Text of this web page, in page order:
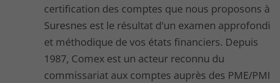
certification des comptes que nous proposons à
Suresnes est le résultat d'un examen approfondi
et méthodique de vos états financiers. Depuis
1987, Comex est un acteur reconnu du
commissariat aux comptes auprès des PME/PMI